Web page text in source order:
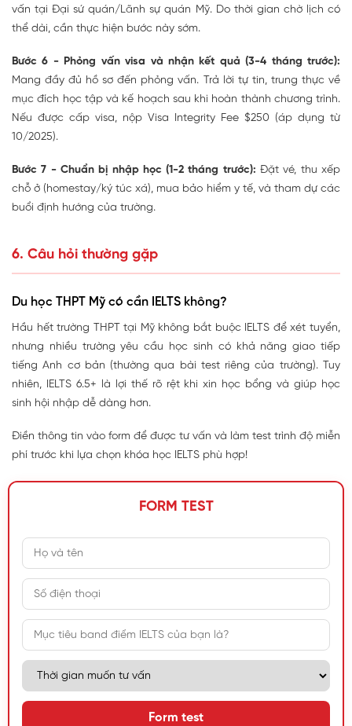
vấn tại Đại sứ quán/Lãnh sự quán Mỹ. Do thời gian chờ lịch có
thể dài, cần thực hiện bước này sớm.
Bước 6 - Phỏng vấn visa và nhận kết quả (3-4 tháng trước):
Mang đầy đủ hồ sơ đến phỏng vấn. Trả lời tự tin, trung thực về
mục đích học tập và kế hoạch sau khi hoàn thành chương trình.
Nếu được cấp visa, nộp Visa Integrity Fee $250 (áp dụng từ
10/2025).
Bước 7 - Chuẩn bị nhập học (1-2 tháng trước): Đặt vé, thu xếp
chỗ ở (homestay/ký túc xá), mua bảo hiểm y tế, và tham dự các
buổi định hướng của trường.
6. Câu hỏi thường gặp
Du học THPT Mỹ có cần IELTS không?
Hầu hết trường THPT tại Mỹ không bắt buộc IELTS để xét tuyển,
nhưng nhiều trường yêu cầu học sinh có khả năng giao tiếp
tiếng Anh cơ bản (thường qua bài test riêng của trường). Tuy
nhiên, IELTS 6.5+ là lợi thế rõ rệt khi xin học bổng và giúp học
sinh hội nhập dễ dàng hơn.
Điền thông tin vào form để được tư vấn và làm test trình độ miễn
phí trước khi lựa chọn khóa học IELTS phù hợp!
FORM TEST
Form test